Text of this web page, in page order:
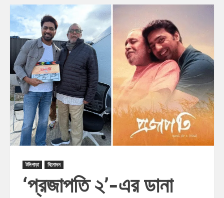
টলিপাড়া বিনোদন
‘প্রজাপতি ২’-এর ডানা